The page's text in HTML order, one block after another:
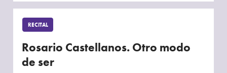
RECITAL
Rosario Castellanos. Otro modo
de ser